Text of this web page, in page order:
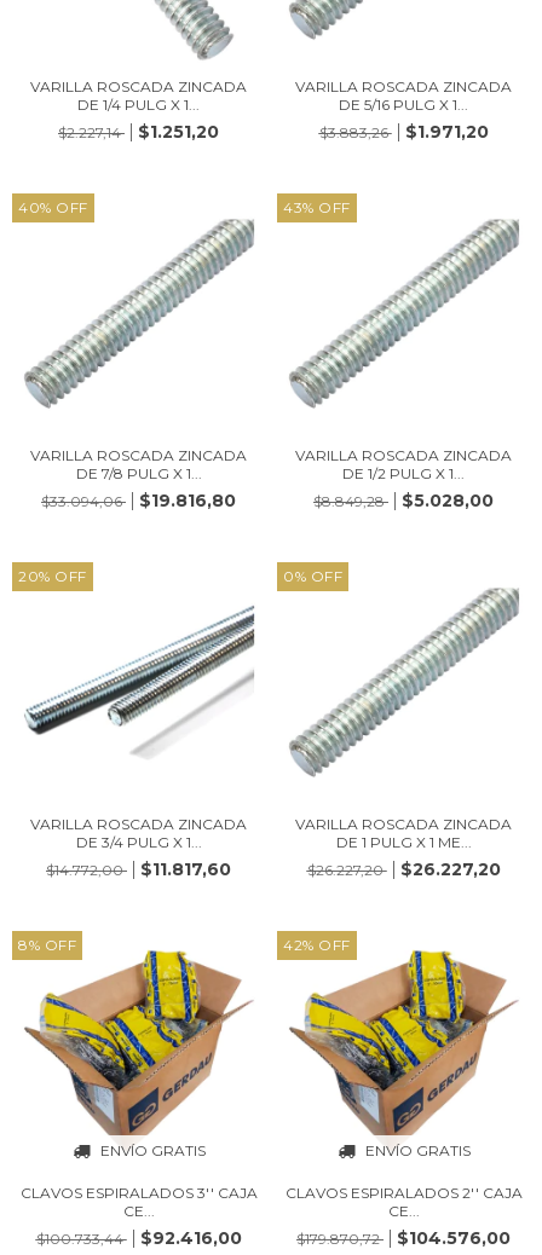
VARILLA ROSCADA ZINCADA
DE 1/4 PULG X 1...
$2.227,14
$1.251,20
VARILLA ROSCADA ZINCADA
DE 5/16 PULG X 1...
$3.883,26
$1.971,20
40% OFF
VARILLA ROSCADA ZINCADA
DE 7/8 PULG X 1...
$33.094,06
$19.816,80
43% OFF
VARILLA ROSCADA ZINCADA
DE 1/2 PULG X 1...
$8.849,28
$5.028,00
20% OFF
VARILLA ROSCADA ZINCADA
DE 3/4 PULG X 1...
$14.772,00
$11.817,60
0% OFF
VARILLA ROSCADA ZINCADA
DE 1 PULG X 1 ME...
$26.227,20
$26.227,20
8% OFF
ENVÍO GRATIS
CLAVOS ESPIRALADOS 3'' CAJA
CE...
$100.733,44
$92.416,00
42% OFF
ENVÍO GRATIS
CLAVOS ESPIRALADOS 2'' CAJA
CE...
$179.870,72
$104.576,00